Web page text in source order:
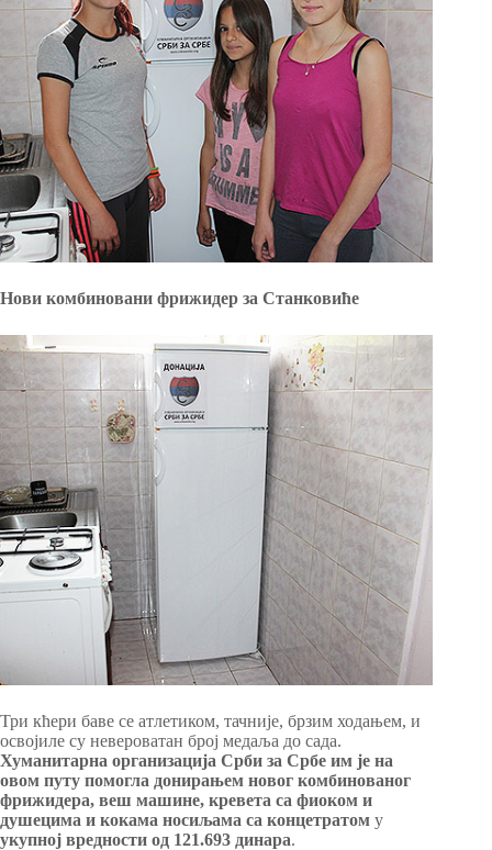
Нови комбиновани фрижидер за Станковиће
Три кћери баве се атлетиком, тачније, брзим ходањем, и
освојиле су невероватан број медаља до сада.
Хуманитарна организација Срби за Србе им је на
овом путу помогла донирањем новог комбинованог
фрижидера, веш машине, кревета са фиоком и
душецима и кокама носиљама са концетратом у
укупној вредности од 121.693 динара.